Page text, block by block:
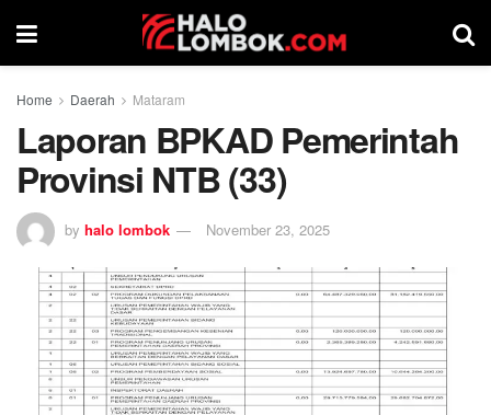
Home Daerah Mataram
Laporan BPKAD Pemerintah
Provinsi NTB (33)
by halo lombok November 23, 2025